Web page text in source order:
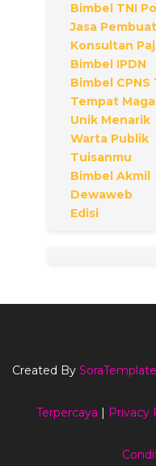
Bimbel TNI
Jasa
Konsultan
Bimbel IPDN
Bimbel CPNS
Tempat
Unik Menarik
Warta Publik
Tuisanmu
Bimbel Akmil
Dewaweb
Edisi
Created By
Terpercaya | Privacy